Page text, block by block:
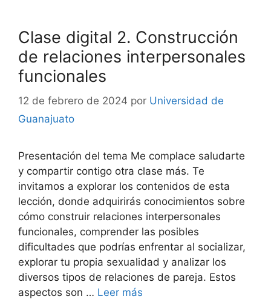
Clase digital 2. Construcción
de relaciones interpersonales
funcionales
12 de febrero de 2024 por Universidad de
Guanajuato
Presentación del tema Me complace saludarte
y compartir contigo otra clase más. Te
invitamos a explorar los contenidos de esta
lección, donde adquirirás conocimientos sobre
cómo construir relaciones interpersonales
funcionales, comprender las posibles
dificultades que podrías enfrentar al socializar,
explorar tu propia sexualidad y analizar los
diversos tipos de relaciones de pareja. Estos
aspectos son … Leer más